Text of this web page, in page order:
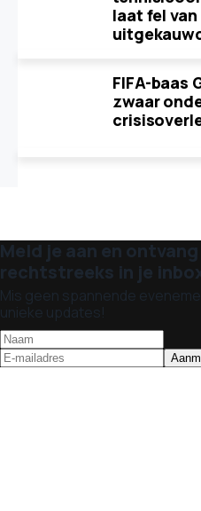
laat fel
FIFA-baas
zwaar
Meld je aan en
rechtstreeks in je
Mis geen spannende
unieke updates!